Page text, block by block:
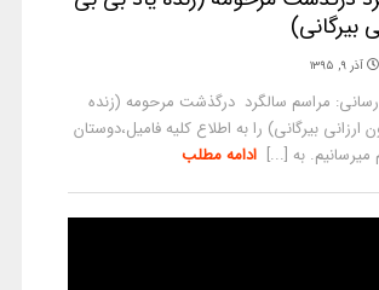
بیرگانی)
آذر ۹, ۱۳۹۵
مراسم سالگرد درگذشت مرحومه (زنده
ارزانی بیرگانی) را به اطلاع کلیه فامیل،دوستان
میرسانیم. به [...] ادامه مطلب